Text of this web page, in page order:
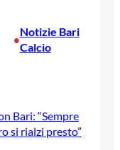
•
Notizie Bari
Calcio
Bari: “Sempre
si rialzi presto”